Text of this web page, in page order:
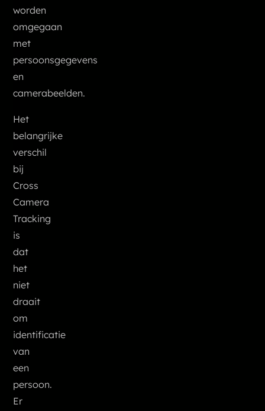
worden
omgegaan
met
persoonsgegevens
en
camerabeelden.
Het
belangrijke
verschil
bij
Cross
Camera
Tracking
is
dat
het
niet
draait
om
identificatie
van
een
persoon.
Er